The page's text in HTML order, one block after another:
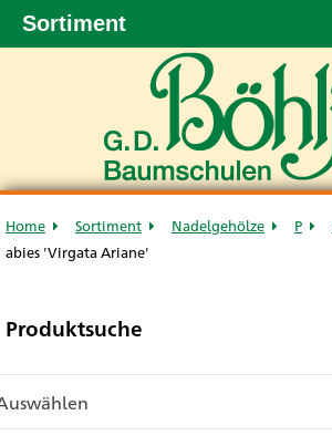
Home Sortiment Nadelgehölze P
abies 'Virgata Ariane'
Produktsuche
Sortiment